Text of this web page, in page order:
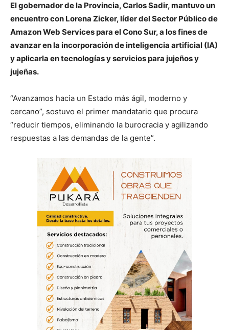
El gobernador de la Provincia, Carlos Sadir, mantuvo un
encuentro con Lorena Zicker, líder del Sector Público de
Amazon Web Services para el Cono Sur, a los fines de
avanzar en la incorporación de inteligencia artificial (IA)
y aplicarla en tecnologías y servicios para jujeños y
jujeñas.
“Avanzamos hacia un Estado más ágil, moderno y
cercano”, sostuvo el primer mandatario que procura
“reducir tiempos, eliminando la burocracia y agilizando
respuestas a las demandas de la gente”.